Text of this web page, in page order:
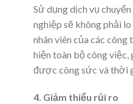
Sử dụng dịch vụ
nghiệp sẽ không phải
nhân viên của các công
hiện toàn bộ công
được công sức và thời
4. Giảm thiểu rủi ro